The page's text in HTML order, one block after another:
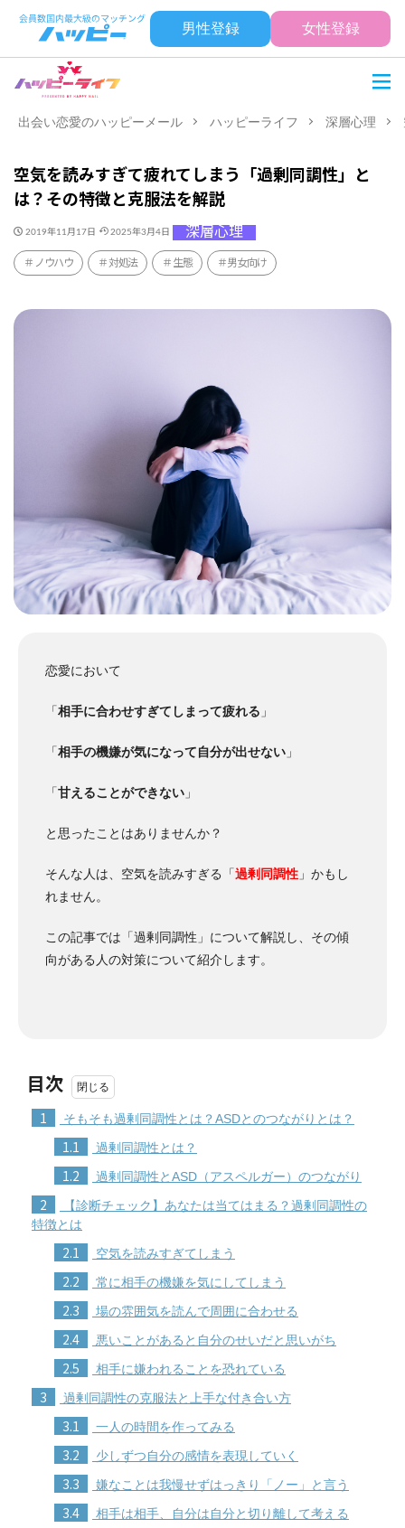
男性登録 女性登録
出会い恋愛のハッピーメール ハッピーライフ 深層心理
空気を読みすぎて疲れてしまう「過剰同調性」と
は？その特徴と克服法を解説
2019年11月17日 2025年3月4日 深層心理
ノウハウ 対処法 生態 男女向け
恋愛において
「相手に合わせすぎてしまって疲れる 」
「相手の機嫌が気になって自分が出せない 」
「甘えることができない 」
と思ったことはありませんか？
そんな人は、空気を読みすぎる「過剰同調性 」かもし
れません。
この記事では「過剰同調性」について解説し、その傾
向がある人の対策について紹介します。
目次
1 そもそも過剰同調性とは？ASDとのつながりとは？
1.1 過剰同調性とは？
1.2 過剰同調性とASD（アスペルガー）のつながり
2
【診断チェック】あなたは当てはまる？過剰同調性の
特徴とは
2.1 空気を読みすぎてしまう
2.2 常に相手の機嫌を気にしてしまう
2.3 場の雰囲気を読んで周囲に合わせる
2.4 悪いことがあると自分のせいだと思いがち
2.5 相手に嫌われることを恐れている
3 過剰同調性の克服法と上手な付き合い方
3.1 一人の時間を作ってみる
3.2 少しずつ自分の感情を表現していく
3.3 嫌なことは我慢せずはっきり「ノー」と言う
3.4 相手は相手、自分は自分と切り離して考える